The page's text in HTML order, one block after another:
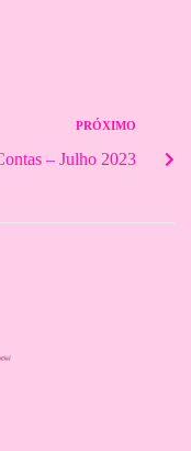
PRÓXIMO
– Julho 2023